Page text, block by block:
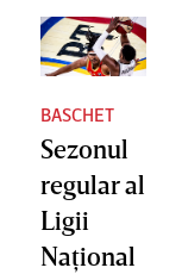
BASCHET
Sezonul
regular al
Ligii
Naţional